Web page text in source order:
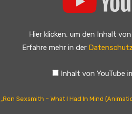
Hier klicken, um den Inhalt
Erfahre mehr in der
Inhalt von YouTube
„Ron Sexsmith – What I Had In Mind